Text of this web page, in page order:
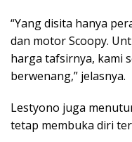
“Yang disita hanya
dan motor Scoopy.
harga tafsirnya, kami
berwenang,” jelasnya.
Lestyono juga
tetap membuka diri